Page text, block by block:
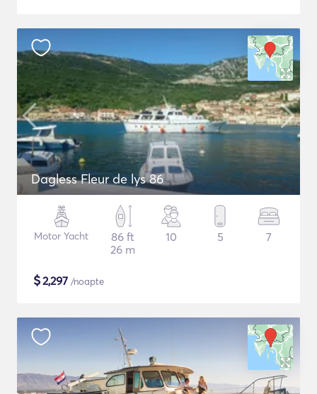
Dagless Fleur de lys 86
Motor Yacht
86 ft
26 m
10 5 7
$2,297 /noapte